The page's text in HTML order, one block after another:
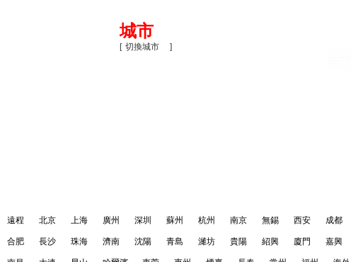
城市
[ 切換城市 ]
遠程 北京 上海 廣州 深圳 蘇州 杭州 南京 無錫 西安 成都
合肥 長沙 珠海 濟南 沈陽 青島 濰坊 貴陽 紹興 廈門 嘉興